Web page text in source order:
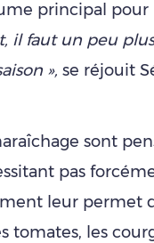
principal pour
il faut un peu
», se réjouit
sont
pas
leur permet
tomates, les